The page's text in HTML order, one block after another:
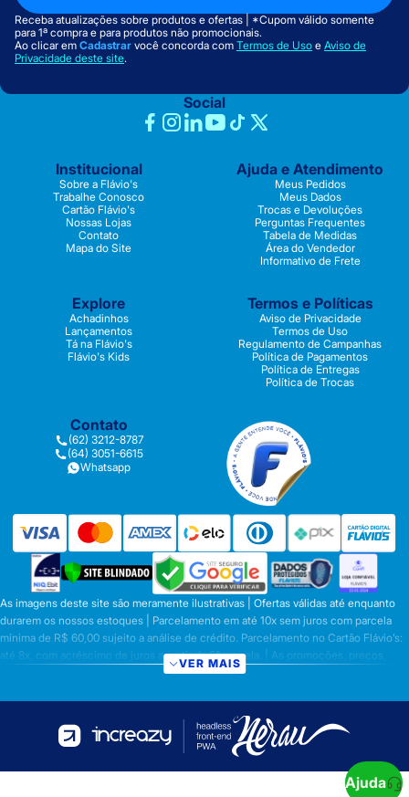
Receba atualizações sobre produtos e ofertas | *Cupom válido somente
para 1ª compra e para produtos não promocionais.
Ao clicar em Cadastrar você concorda com Termos de Uso e Aviso de
Privacidade deste site.
Social
Institucional
Sobre a Flávio's
Trabalhe Conosco
Cartão Flávio's
Nossas Lojas
Contato
Mapa do Site
Ajuda e Atendimento
Meus Pedidos
Meus Dados
Trocas e Devoluções
Perguntas Frequentes
Tabela de Medidas
Área do Vendedor
Informativo de Frete
Explore
Achadinhos
Lançamentos
Tá na Flávio's
Flávio's Kids
Termos e Políticas
Aviso de Privacidade
Termos de Uso
Regulamento de Campanhas
Política de Pagamentos
Política de Entregas
Política de Trocas
Contato
(62) 3212-8787
(64) 3051-6615
Whatsapp
As imagens deste site são meramente ilustrativas | Ofertas válidas até enquanto
durarem os nossos estoques | Parcelamento em até 10x sem juros com parcela
mínima de R$ 60,00 sujeito a análise de crédito. Parcelamento no Cartão Flávio’s:
até 8x, com acréscimo de juros a partir da 6ª parcela. | As promoções, preços,
parcelamentos e condições de pagamento são válidas apenas para compras
preços válidos para os produtos serão aqueles exibidos no ato da conclusão da
operação, conforme exibição, e desde que haja disponibilidade dos produtos |
Frete Grátis para compras em Goiás, DF com pedido mínimo de R$ 349,90,
demais Regiões do Brasil valor mínimo de R$ R$ 349,90. Promoção de Frete
Grátis só se aplica aos prazos fixos citado acima ou na tabela de frete. Prazo para a
VER MAIS
Ajuda